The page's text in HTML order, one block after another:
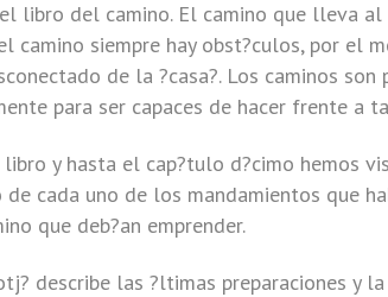
libro del camino. El camino que lleva
camino siempre hay obst?culos, por el
de la ?casa?. Los caminos
para ser capaces de hacer frente a
y hasta el cap?tulo d?cimo hemos
cada uno de los mandamientos que
que deb?an emprender.
describe las ?ltimas preparaciones y